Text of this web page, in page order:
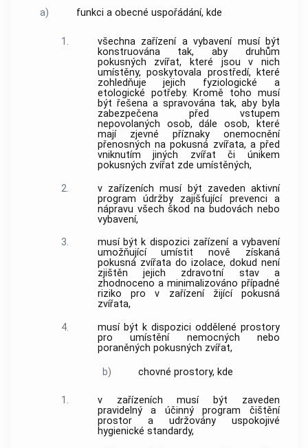
a) funkci a obecné uspořádání, kde
1. všechna zařízenía vybavení musí být
konstruována tak, aby druhům
pokusných zvířat, které jsou v nich
umístěny, poskytovala prostředí, které
zohledňuje jejich fyziologické a
etologické potřeby. Kromě toho musí
být řešena a spravována tak, aby byla
zabezpečena před vstupem
nepovolaných osob, dále osob, které
mají zjevné příznaky onemocnění
přenosných napokusná zvířata, a před
vniknutím jiných zvířat či únikem
pokusných zvířat zde umístěných,
2.
v zařízeních musí být zaveden aktivní
program údržby zajišťující prevenci a
nápravu všech škod na budovách nebo
vybavení,
3.
musí být k dispozici zařízenía vybavení
umožňující umístit nově získaná
pokusná zvířatado izolace, dokud není
zjištěn jejich zdravotní stav a
zhodnoceno a minimalizováno případné
riziko pro v zařízenížijícípokusná
zvířata,
4.
musí být k dispozici oddělené prostory
pro umístění nemocných nebo
poraněných pokusných zvířat,
b) chovné prostory, kde
1. v zařízeních musí být zaveden
pravidelný a účinný program čištění
prostor a udržovány uspokojivé
hygienické standardy,